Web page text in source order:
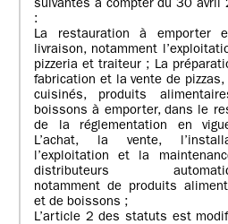
suivantes à compter du 30 avril
:
La restauration à emporter
livraison, notamment
pizzeria et traiteur ; La
fabrication et la vente de pizzas,
cuisinés, produits
boissons à emporter, dans le
de la réglementation en
L’achat, la vente,
l’exploitation et la
distributeurs
notamment de produits
et de boissons ;
L’article 2 des statuts est